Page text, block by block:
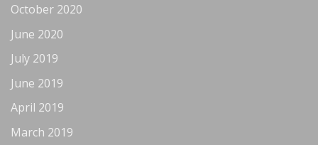
October 2020
June 2020
July 2019
June 2019
April 2019
March 2019